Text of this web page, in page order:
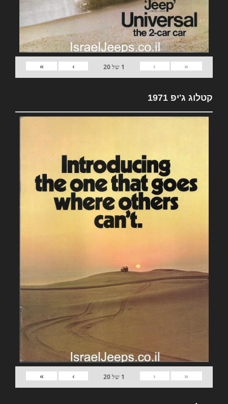
«
‹
1 של20
›
»
קטלוג ג'יפ 1971
«
‹
1 של20
›
»